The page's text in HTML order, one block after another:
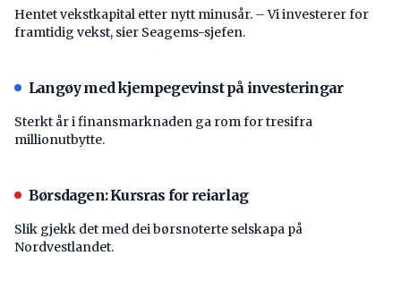
Hentet vekstkapital etter nytt minusår. – Vi investerer for
framtidig vekst, sier Seagems-sjefen.
Langøy med kjempegevinst på investeringar
Sterkt år i finansmarknaden ga rom for tresifra
millionutbytte.
Børsdagen: Kursras for reiarlag
Slik gjekk det med dei børsnoterte selskapa på
Nordvestlandet.